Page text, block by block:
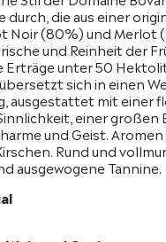
durch, die aus einer
Noir (80%) und Merlot
und Reinheit der
Erträge unter 50
sich in einen
ausgestattet mit einer
einer großen
und Geist.
Rund und
ausgewogene Tannine.